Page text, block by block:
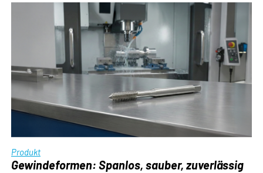
Produkt
Gewindeformen: Spanlos, sauber, zuverlässig